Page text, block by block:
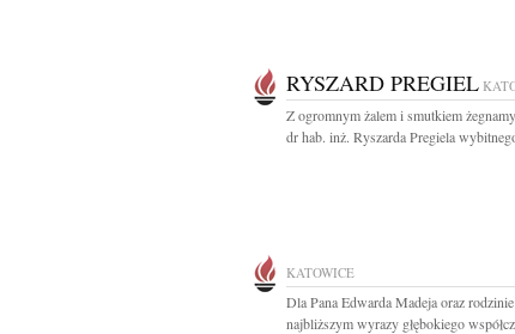
RYSZARD PREGIEL
Z ogromnym żalem i smutkiem
dr hab. inż. Ryszarda Pregiela
KATOWICE
Dla Pana Edwarda Madeja oraz
najbliższym wyrazy głębokiego